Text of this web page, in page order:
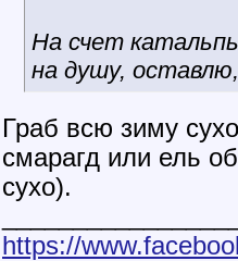
На счет
на душу,
Граб всю зиму
смарагд или ель
сухо).
https://